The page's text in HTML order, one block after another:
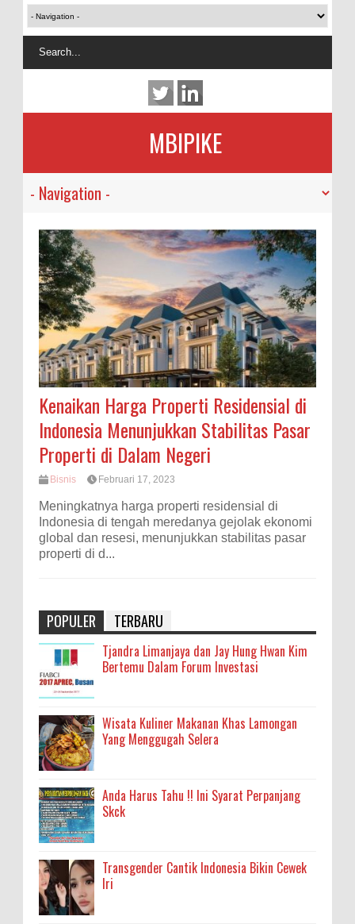
MBIPIKE
Kenaikan Harga Properti Residensial di
Indonesia Menunjukkan Stabilitas Pasar
Properti di Dalam Negeri
Bisnis Februari 17, 2023
Meningkatnya harga properti residensial di
Indonesia di tengah meredanya gejolak ekonomi
global dan resesi, menunjukkan stabilitas pasar
properti di d...
POPULER TERBARU
Tjandra Limanjaya dan Jay Hung Hwan Kim
Bertemu Dalam Forum Investasi
Wisata Kuliner Makanan Khas Lamongan
Yang Menggugah Selera
Anda Harus Tahu !! Ini Syarat Perpanjang
Skck
Transgender Cantik Indonesia Bikin Cewek
Iri